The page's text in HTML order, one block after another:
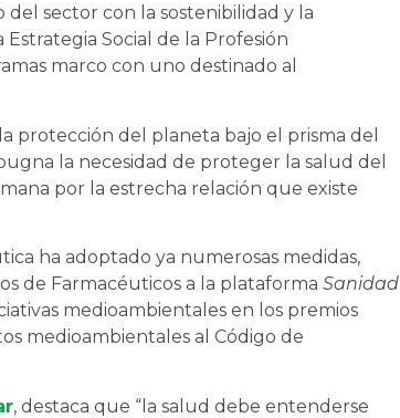
del sector con la sostenibilidad y la
Social de la Profesión
marco con uno destinado al
protección del planeta bajo el prisma del
la necesidad de proteger la salud del
por la estrecha relación que existe
ha adoptado ya numerosas medidas,
de Farmacéuticos a la plataforma Sanidad
medioambientales en los premios
medioambientales al Código de
, destaca que “la salud debe entenderse